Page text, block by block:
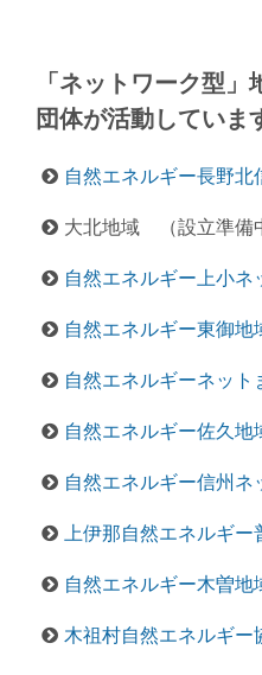
「ネットワーク型
団体が活動していま
自然エネルギー長野北
大北地域 （設立準備
自然エネルギー上小ネ
自然エネルギー東御地
自然エネルギーネット
自然エネルギー佐久地
自然エネルギー信州ネ
上伊那自然エネルギー
自然エネルギー木曽地
木祖村自然エネルギー